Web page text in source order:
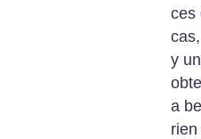
ces
y
a